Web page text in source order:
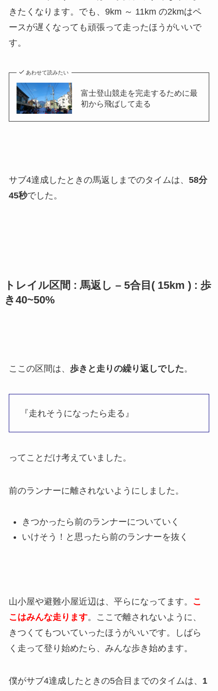
きたくなります。でも、9km ～ 11km の2kmはペ
ースが遅くなっても頑張って走ったほうがいいで
す。
あわせて読みたい
富士登山競走を完走するために最
初から飛ばして走る
サブ4達成したときの馬返しまでのタイムは、 58分
45秒でした。
トレイル区間 : 馬返し – 5合目( 15km ) : 歩
き40~50%
ここの区間は、 歩きと走りの繰り返しでした。
『走れそうになったら走る』
ってことだけ考えていました。
前のランナーに離されないようにしました。
きつかったら前のランナーについていく
いけそう！と思ったら前のランナーを抜く
山小屋や避難小屋近辺は、平らになってます。
こ
こはみんな走ります。ここで離されないように、
きつくてもついていったほうがいいです。しばら
く走って登り始めたら、みんな歩き始めます。
僕がサブ4達成したときの5合目までのタイムは、 1